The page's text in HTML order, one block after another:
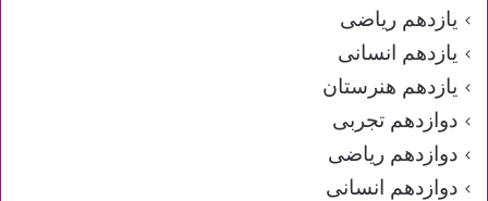
یازدهم ریاضی
یازدهم انسانی
یازدهم هنرستان
دوازدهم تجربی
دوازدهم ریاضی
دوازدهم انسانی